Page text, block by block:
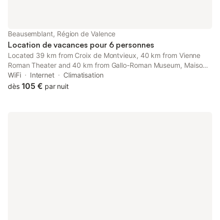
Beausemblant, Région de Valence
Location de vacances pour 6 personnes
Located 39 km from Croix de Montvieux, 40 km from Vienne
Roman Theater and 40 km from Gallo-Roman Museum, Maison
neuve climatisé au calme dans la drome features
accommodation set in Beausemblant.
WiFi Internet
Climatisation
dès 105 € par nuit